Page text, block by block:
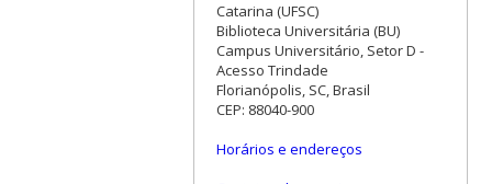
Catarina (UFSC)
Biblioteca Universitária (BU)
Campus Universitário, Setor D -
Acesso Trindade
Florianópolis, SC, Brasil
CEP: 88040-900
Horários e endereços